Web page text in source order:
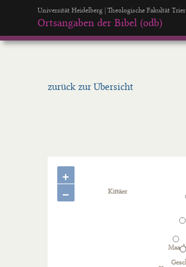
Universität Heidelberg | Theologische Fakultät Trier
Ortsangaben der Bibel (odb)
zurück zur Übersicht
+
−